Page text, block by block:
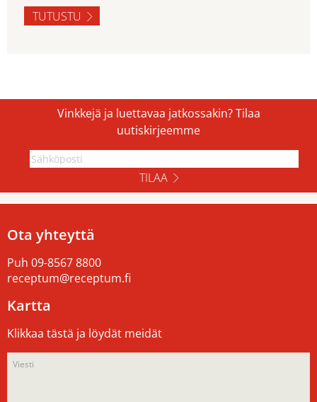
TUTUSTU
Vinkkejä ja luettavaa jatkossakin? Tilaa
uutiskirjeemme
TILAA
Ota yhteyttä
Puh 09-8567 8800
receptum@receptum.fi
Kartta
Klikkaa tästä ja löydät meidät